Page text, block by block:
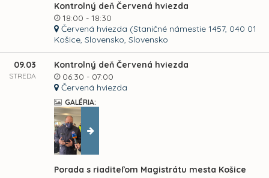
Kontrolný deň Červená hviezda
18:00 - 18:30
Červená hviezda (Staničné námestie 1457, 040 01
Košice, Slovensko, Slovensko
09.03
STREDA
Kontrolný deň Červená hviezda
06:30 - 07:00
Červená hviezda
GALÉRIA:
Porada s riaditeľom Magistrátu mesta Košice